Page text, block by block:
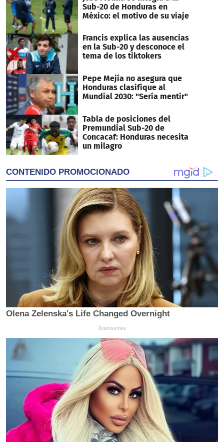
Sub-20 de Honduras en
México: el motivo de su viaje
Francis explica las ausencias
en la Sub-20 y desconoce el
tema de los tiktokers
Pepe Mejía no asegura que
Honduras clasifique al
Mundial 2030: "Sería mentir"
Tabla de posiciones del
Premundial Sub-20 de
Concacaf: Honduras necesita
un milagro